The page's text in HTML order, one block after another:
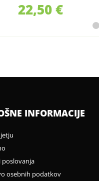
22,50 €
INFORMACIJE
poslovanja
osebnih podatkov